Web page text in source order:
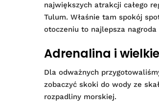
największych atrakcji całego
Tulum. Właśnie tam spokój
otoczeniu to najlepsza
Adrenalina i
Dla odważnych
zobaczyć skoki do wody ze
rozpadliny morskiej.